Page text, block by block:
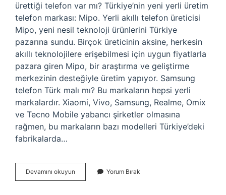
ürettiği telefon var mı? Türkiye’nin yeni yerli üretim
telefon markası: Mipo. Yerli akıllı telefon üreticisi
Mipo, yeni nesil teknoloji ürünlerini Türkiye
pazarına sundu. Birçok üreticinin aksine, herkesin
akıllı teknolojilere erişebilmesi için uygun fiyatlarla
pazara giren Mipo, bir araştırma ve geliştirme
merkezinin desteğiyle üretim yapıyor. Samsung
telefon Türk malı mı? Bu markaların hepsi yerli
markalardır. Xiaomi, Vivo, Samsung, Realme, Omix
ve Tecno Mobile yabancı şirketler olmasına
rağmen, bu markaların bazı modelleri Türkiye’deki
fabrikalarda…
Devamını okuyun Samsung
Türkiyede
Yorum Bırak